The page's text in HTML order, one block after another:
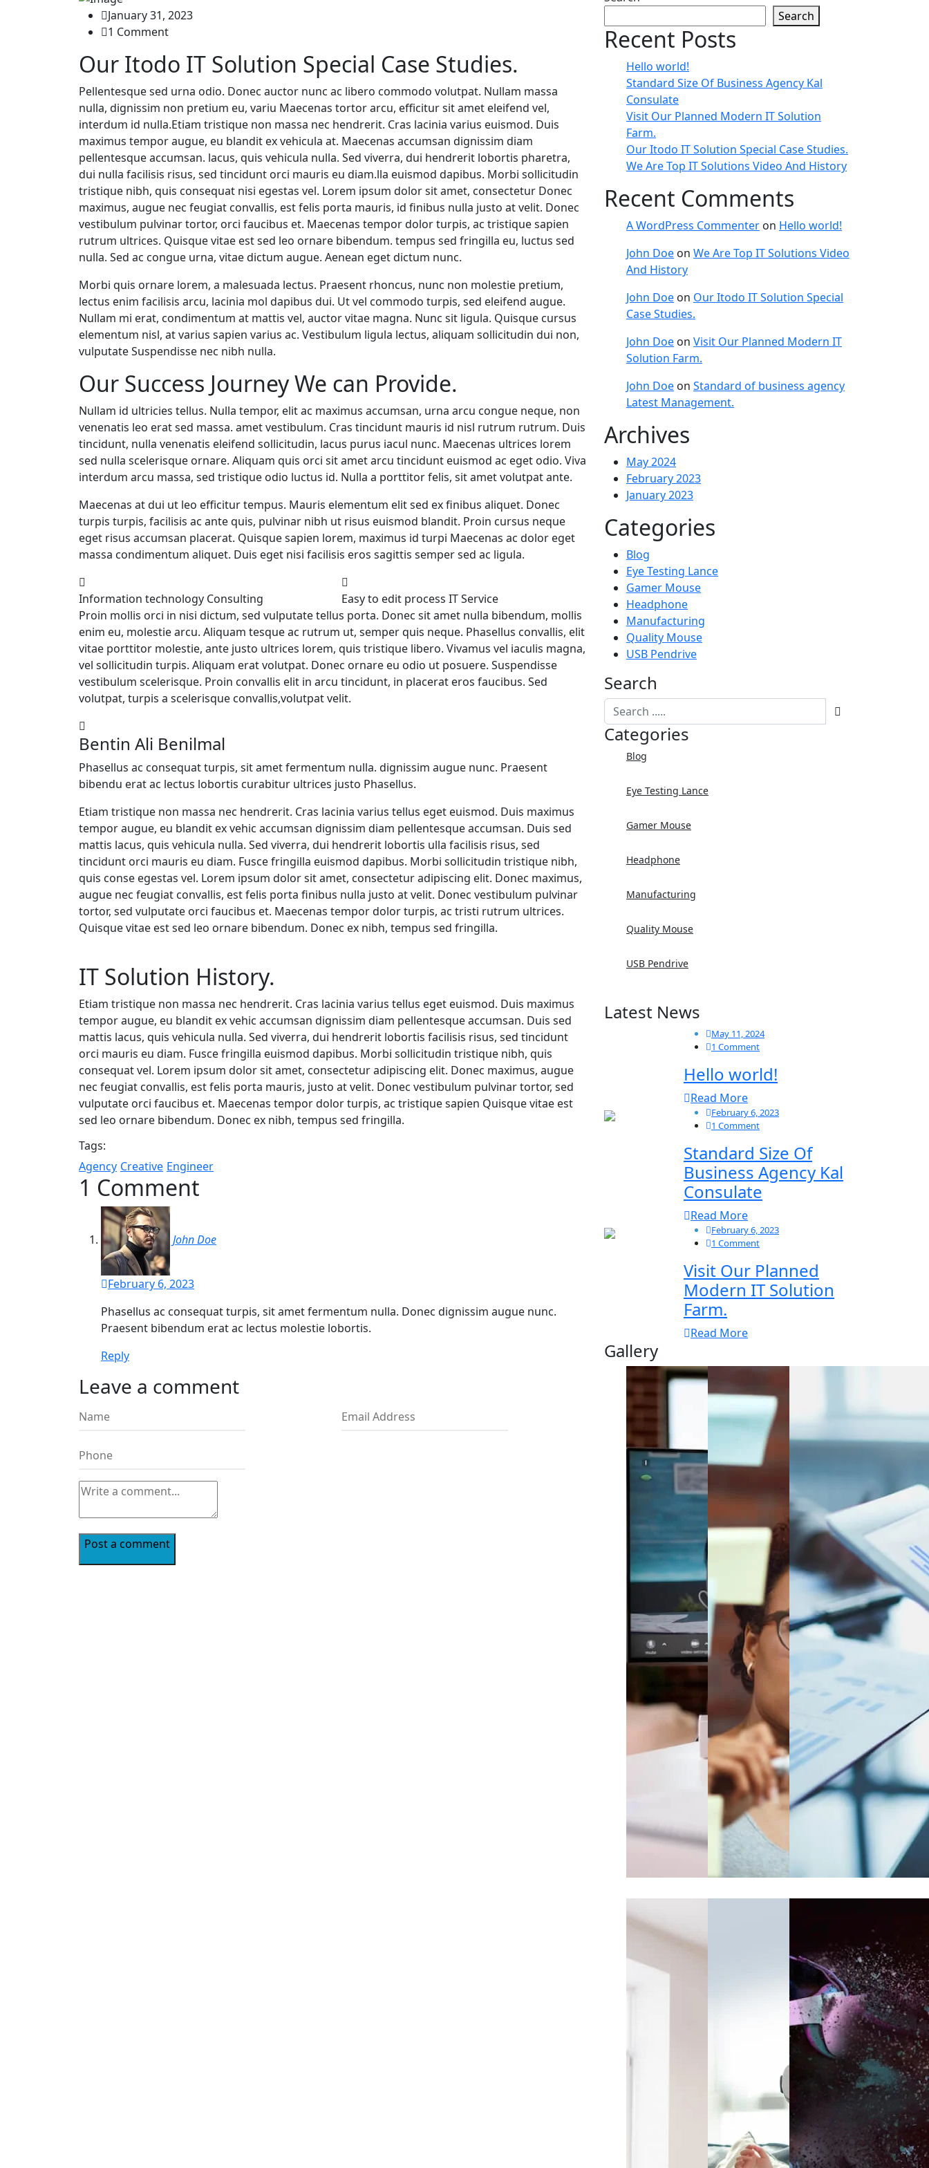
January 31, 2023
1 Comment
Our Itodo IT Solution Special Case Studies.
Pellentesque sed urna odio. Donec auctor nunc ac libero commodo volutpat. Nullam massa
nulla, dignissim non pretium eu, variu Maecenas tortor arcu, efficitur sit amet eleifend vel,
interdum id nulla.Etiam tristique non massa nec hendrerit. Cras lacinia varius euismod. Duis
maximus tempor augue, eu blandit ex vehicula at. Maecenas accumsan dignissim diam
pellentesque accumsan. lacus, quis vehicula nulla. Sed viverra, dui hendrerit lobortis pharetra,
dui nulla facilisis risus, sed tincidunt orci mauris eu diam.lla euismod dapibus. Morbi sollicitudin
tristique nibh, quis consequat nisi egestas vel. Lorem ipsum dolor sit amet, consectetur Donec
maximus, augue nec feugiat convallis, est felis porta mauris, id finibus nulla justo at velit. Donec
vestibulum pulvinar tortor, orci faucibus et. Maecenas tempor dolor turpis, ac tristique sapien
rutrum ultrices. Quisque vitae est sed leo ornare bibendum. tempus sed fringilla eu, luctus sed
nulla. Sed ac congue urna, vitae dictum augue. Aenean eget dictum nunc.
Morbi quis ornare lorem, a malesuada lectus. Praesent rhoncus, nunc non molestie pretium,
lectus enim facilisis arcu, lacinia mol dapibus dui. Ut vel commodo turpis, sed eleifend augue.
Nullam mi erat, condimentum at mattis vel, auctor vitae magna. Nunc sit ligula. Quisque cursus
elementum nisl, at varius sapien varius ac. Vestibulum ligula lectus, aliquam sollicitudin dui non,
vulputate Suspendisse nec nibh nulla.
Our Success Journey We can Provide.
Nullam id ultricies tellus. Nulla tempor, elit ac maximus accumsan, urna arcu congue neque, non
venenatis leo erat sed massa. amet vestibulum. Cras tincidunt mauris id nisl rutrum rutrum. Duis
tincidunt, nulla venenatis eleifend sollicitudin, lacus purus iacul nunc. Maecenas ultrices lorem
sed nulla scelerisque ornare. Aliquam quis orci sit amet arcu tincidunt euismod ac eget odio. Viva
interdum arcu massa, sed tristique odio luctus id. Nulla a porttitor felis, sit amet volutpat ante.
Maecenas at dui ut leo efficitur tempus. Mauris elementum elit sed ex finibus aliquet. Donec
turpis turpis, facilisis ac ante quis, pulvinar nibh ut risus euismod blandit. Proin cursus neque
eget risus accumsan placerat. Quisque sapien lorem, maximus id turpi Maecenas ac dolor eget
massa condimentum aliquet. Duis eget nisi facilisis eros sagittis semper sed ac ligula.
Information technology Consulting Easy to edit process IT Service
Proin mollis orci in nisi dictum, sed vulputate tellus porta. Donec sit amet nulla bibendum, mollis
enim eu, molestie arcu. Aliquam tesque ac rutrum ut, semper quis neque. Phasellus convallis, elit
vitae porttitor molestie, ante justo ultrices lorem, quis tristique libero. Vivamus vel iaculis magna,
vel sollicitudin turpis. Aliquam erat volutpat. Donec ornare eu odio ut posuere. Suspendisse
vestibulum scelerisque. Proin convallis elit in arcu tincidunt, in placerat eros faucibus. Sed
volutpat, turpis a scelerisque convallis,volutpat velit.
Bentin Ali Benilmal
Phasellus ac consequat turpis, sit amet fermentum nulla. dignissim augue nunc. Praesent
bibendu erat ac lectus lobortis curabitur ultrices justo Phasellus.
Etiam tristique non massa nec hendrerit. Cras lacinia varius tellus eget euismod. Duis maximus
tempor augue, eu blandit ex vehic accumsan dignissim diam pellentesque accumsan. Duis sed
mattis lacus, quis vehicula nulla. Sed viverra, dui hendrerit lobortis ulla facilisis risus, sed
tincidunt orci mauris eu diam. Fusce fringilla euismod dapibus. Morbi sollicitudin tristique nibh,
quis conse egestas vel. Lorem ipsum dolor sit amet, consectetur adipiscing elit. Donec maximus,
augue nec feugiat convallis, est felis porta finibus nulla justo at velit. Donec vestibulum pulvinar
tortor, sed vulputate orci faucibus et. Maecenas tempor dolor turpis, ac tristi rutrum ultrices.
Quisque vitae est sed leo ornare bibendum. Donec ex nibh, tempus sed fringilla.
IT Solution History.
Etiam tristique non massa nec hendrerit. Cras lacinia varius tellus eget euismod. Duis maximus
tempor augue, eu blandit ex vehic accumsan dignissim diam pellentesque accumsan. Duis sed
mattis lacus, quis vehicula nulla. Sed viverra, dui hendrerit lobortis facilisis risus, sed tincidunt
orci mauris eu diam. Fusce fringilla euismod dapibus. Morbi sollicitudin tristique nibh, quis
consequat vel. Lorem ipsum dolor sit amet, consectetur adipiscing elit. Donec maximus, augue
nec feugiat convallis, est felis porta mauris, justo at velit. Donec vestibulum pulvinar tortor, sed
vulputate orci faucibus et. Maecenas tempor dolor turpis, ac tristique sapien Quisque vitae est
sed leo ornare bibendum. Donec ex nibh, tempus sed fringilla.
Tags:
Agency Creative Engineer
1 Comment
John Doe
February 6, 2023
Phasellus ac consequat turpis, sit amet fermentum nulla. Donec dignissim augue nunc.
Praesent bibendum erat ac lectus molestie lobortis.
Reply
Leave a comment
Post a comment
Search
Recent Posts
Hello world!
Standard Size Of Business Agency Kal
Consulate
Visit Our Planned Modern IT Solution
Farm.
Our Itodo IT Solution Special Case Studies.
We Are Top IT Solutions Video And History
Recent Comments
A WordPress Commenter on Hello world!
John Doe on We Are Top IT Solutions Video
And History
John Doe on Our Itodo IT Solution Special
Case Studies.
John Doe on Visit Our Planned Modern IT
Solution Farm.
John Doe on Standard of business agency
Latest Management.
Archives
May 2024
February 2023
January 2023
Categories
Blog
Eye Testing Lance
Gamer Mouse
Headphone
Manufacturing
Quality Mouse
USB Pendrive
Search
Categories
Blog
Eye Testing Lance
Gamer Mouse
Headphone
Manufacturing
Quality Mouse
USB Pendrive
Latest News
May 11, 2024
1 Comment
Hello world!
Read More
February 6, 2023
1 Comment
Standard Size Of
Business Agency Kal
Consulate
Read More
February 6, 2023
1 Comment
Visit Our Planned
Modern IT Solution
Farm.
Read More
Gallery